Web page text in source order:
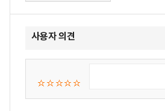
사용자 의견